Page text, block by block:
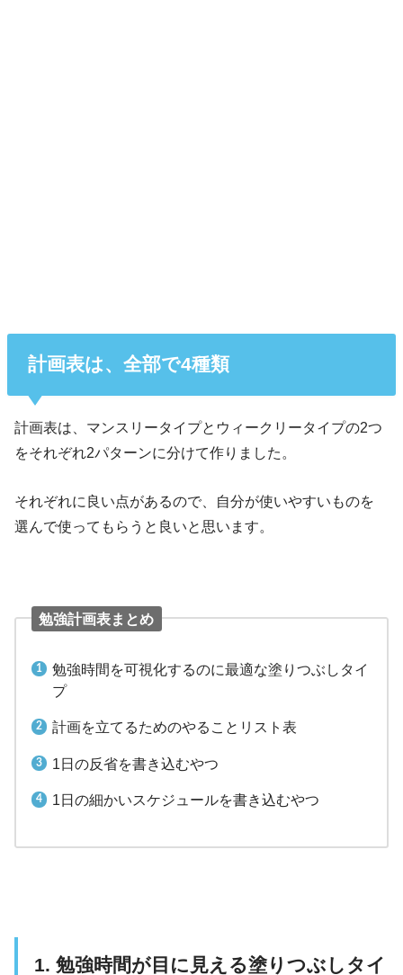
計画表は、全部で4種類
計画表は、マンスリータイプとウィークリータイプの2つ
をそれぞれ2パターンに分けて作りました。
それぞれに良い点があるので、自分が使いやすいものを
選んで使ってもらうと良いと思います。
勉強計画表まとめ
勉強時間を可視化するのに最適な塗りつぶしタイ
プ
計画を立てるためのやることリスト表
1日の反省を書き込むやつ
1日の細かいスケジュールを書き込むやつ
1. 勉強時間が目に見える塗りつぶしタイ